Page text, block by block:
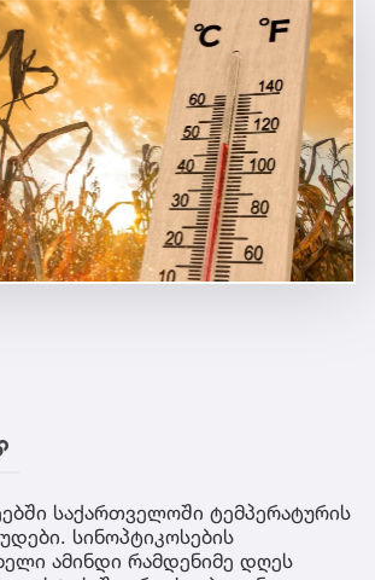
საქართველოში ტემპერატურის
სინოპტიკოსების
ამინდი რამდენიმე დღეს